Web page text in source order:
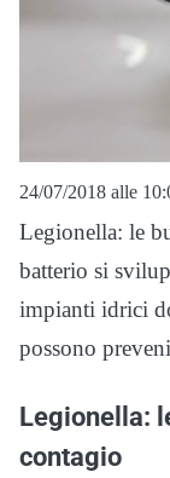
24/07/2018 alle
Legionella: le
batterio si
impianti idrici
possono
Legionella:
contagio